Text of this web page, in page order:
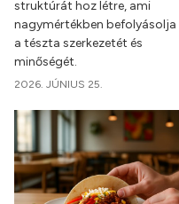
struktúrát hoz létre, ami
nagymértékben befolyásolja
a tészta szerkezetét és
minőségét.
2026. JÚNIUS 25.